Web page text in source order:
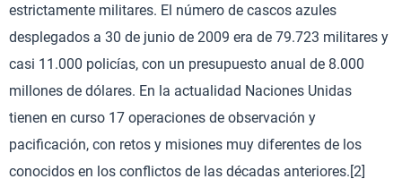
estrictamente militares. El número de cascos azules
desplegados a 30 de junio de 2009 era de 79.723 militares y
casi 11.000 policías, con un presupuesto anual de 8.000
millones de dólares. En la actualidad Naciones Unidas
tienen en curso 17 operaciones de observación y
pacificación, con retos y misiones muy diferentes de los
conocidos en los conflictos de las décadas anteriores.[2]